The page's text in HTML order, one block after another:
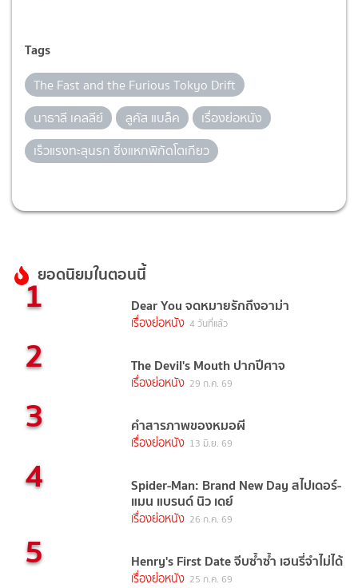
Tags
The Fast and the Furious Tokyo Drift
นาธาลี เคลลีย์
ลูคัส แบล็ค
เรื่องย่อหนัง
เร็วแรงทะลุนรก ซิ่งแหกพิกัดโตเกียว
ยอดนิยมในตอนนี้
1 Dear You จดหมายรักถึงอาม่า
เรื่องย่อหนัง 4 วันที่แล้ว
2 The Devil's Mouth ปากปีศาจ
เรื่องย่อหนัง 29 ก.ค. 69
3 คำสารภาพของหมอผี
เรื่องย่อหนัง 13 มิ.ย. 69
4 Spider-Man: Brand New Day สไปเดอร์-
แมน แบรนด์ นิว เดย์
เรื่องย่อหนัง 26 ก.ค. 69
5 Henry's First Date จีบซ้ำซ้ำ เฮนรี่จำไม่ได้
เรื่องย่อหนัง 25 ก.ค. 69